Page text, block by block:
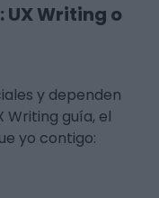
UX Writing o
y dependen
Writing guía, el
yo contigo: